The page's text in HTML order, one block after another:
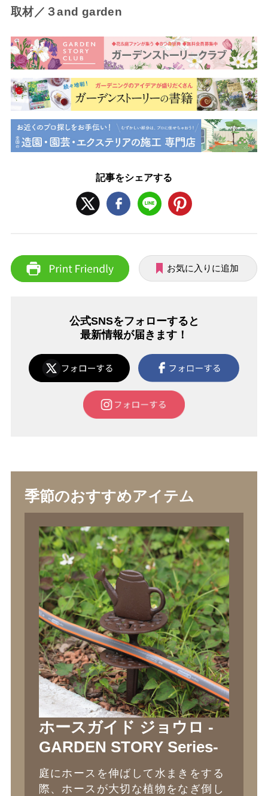
取材／３and garden
記事をシェアする
お気に入りに追加
公式SNSをフォローすると
最新情報が届きます！
季節のおすすめアイテム
ホースガイド ジョウロ -
GARDEN STORY Series-
庭にホースを伸ばして水まきをする
際、ホースが大切な植物をなぎ倒し